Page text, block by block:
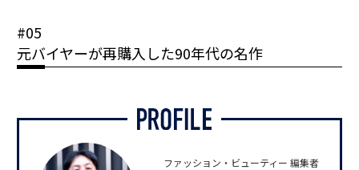
#05
元バイヤーが再購入した90年代の名作
ファッション・ビューティー 編集者